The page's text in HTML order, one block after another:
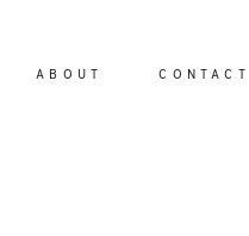
ABOUT CONTACT